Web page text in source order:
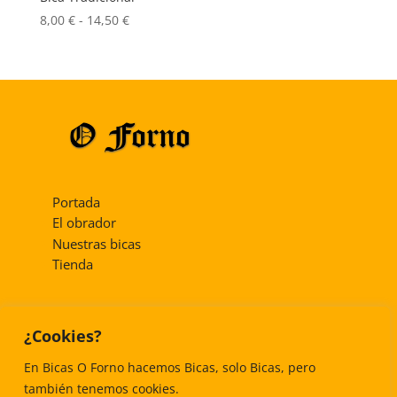
¿Cookies?
En Bicas O Forno hacemos Bicas, solo Bicas, pero
también tenemos cookies.
8,00 € - 14,50 €Rango
desde
hasta
14,50 €
Portada
El obrador
Nuestras bicas
Tienda
Compra, envío y devolución
Política de privacidad
Aviso legal